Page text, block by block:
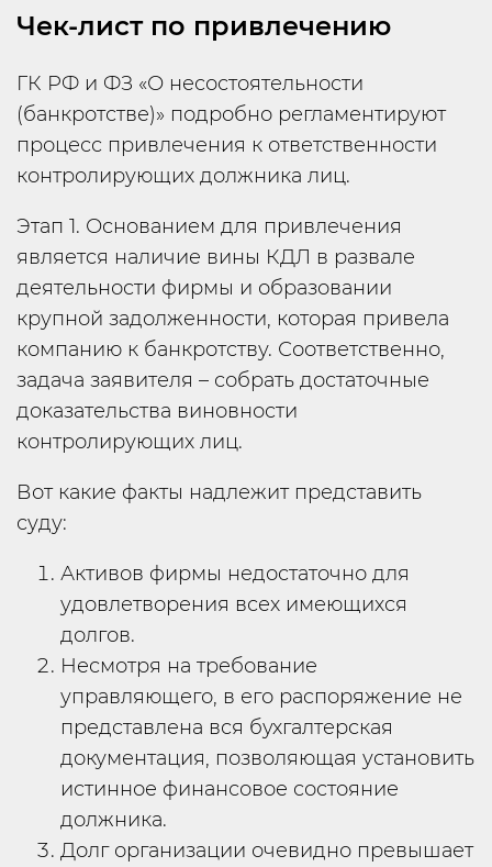
Чек-лист по привлечению
ГК РФ и ФЗ «О несостоятельности
(банкротстве)» подробно регламентируют
процесс привлечения к ответственности
контролирующих должника лиц.
Этап 1. Основанием для привлечения
является наличие вины КДЛ в развале
деятельности фирмы и образовании
крупной задолженности, которая привела
компанию к банкротству. Соответственно,
задача заявителя – собрать достаточные
доказательства виновности
контролирующих лиц.
Вот какие факты надлежит представить
суду:
Активов фирмы недостаточно для
удовлетворения всех имеющихся
долгов.
Несмотря на требование
управляющего, в его распоряжение не
представлена вся бухгалтерская
документация, позволяющая установить
истинное финансовое состояние
должника.
Долг организации очевидно превышает